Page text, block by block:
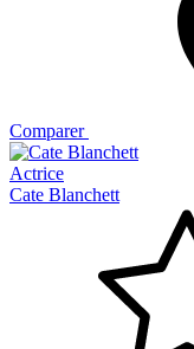
Comparer
Actrice
Cate Blanchett